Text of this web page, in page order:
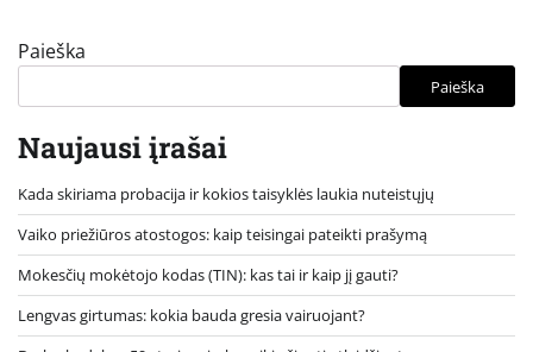
Paieška
Paieška
Naujausi įrašai
Kada skiriama probacija ir kokios taisyklės laukia nuteistųjų
Vaiko priežiūros atostogos: kaip teisingai pateikti prašymą
Mokesčių mokėtojo kodas (TIN): kas tai ir kaip jį gauti?
Lengvas girtumas: kokia bauda gresia vairuojant?